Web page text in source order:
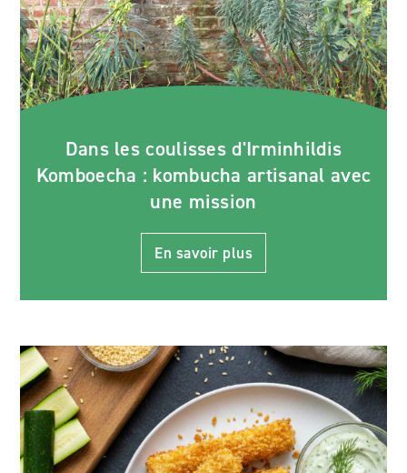
Dans les coulisses d'Irminhildis
Komboecha : kombucha artisanal avec
une mission
En savoir plus